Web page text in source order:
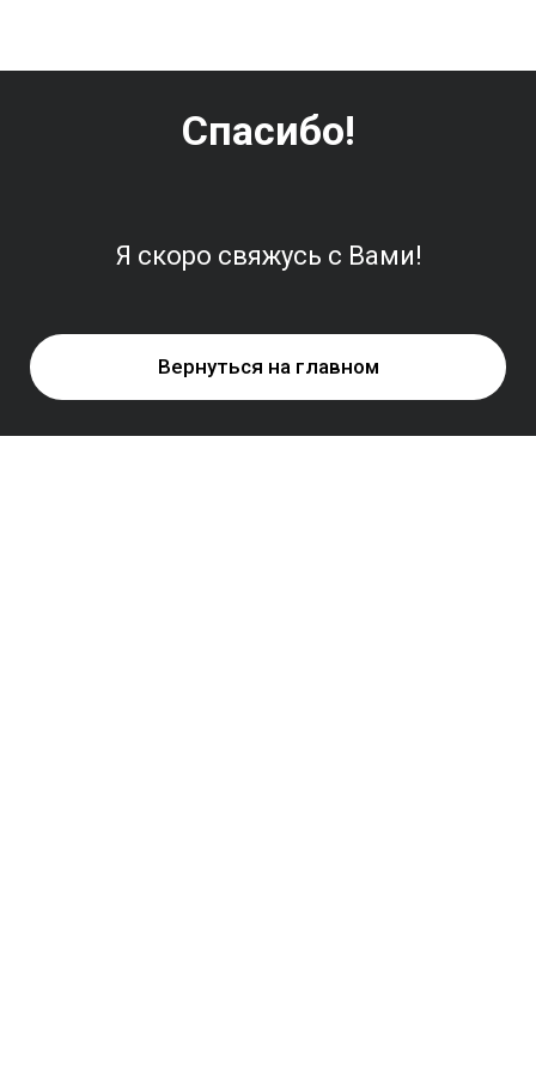
Спасибо!
Я скоро свяжусь с Вами!
Вернуться на главном